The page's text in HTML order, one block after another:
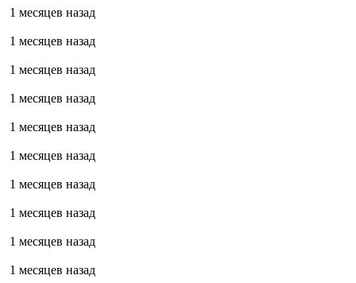
1 месяцев назад
1 месяцев назад
1 месяцев назад
1 месяцев назад
1 месяцев назад
1 месяцев назад
1 месяцев назад
1 месяцев назад
1 месяцев назад
1 месяцев назад